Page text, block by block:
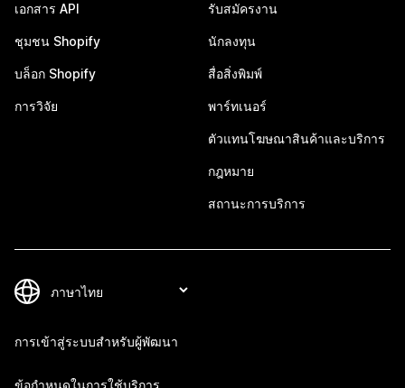
เอกสาร API
ชุมชน Shopify
บล็อก Shopify
การวิจัย
รับสมัครงาน
นักลงทุน
สื่อสิ่งพิมพ์
พาร์ทเนอร์
ตัวแทนโฆษณาสินค้าและบริการ
กฎหมาย
สถานะการบริการ
การเข้าสู่ระบบสำหรับผู้พัฒนา
ข้อกำหนดในการใช้บริการ